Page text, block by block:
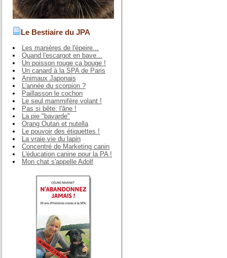
Le Bestiaire du JPA
Les manières de l'épeire...
Quand l'escargot en bave...
Un poisson rouge ça bouge !
Un canard à la SPA de Paris
Animaux Japonais
L'année du scorpion ?
Paillasson le cochon
Le seul mammifère volant !
Pas si bête: l'âne !
La pie "bavarde"
Orang Outan et nutella
Le pouvoir des étiquettes !
La vraie vie du lapin
Concentré de Marketing canin
L'éducation canine pour la PA !
Mon chat s'appelle Adolf